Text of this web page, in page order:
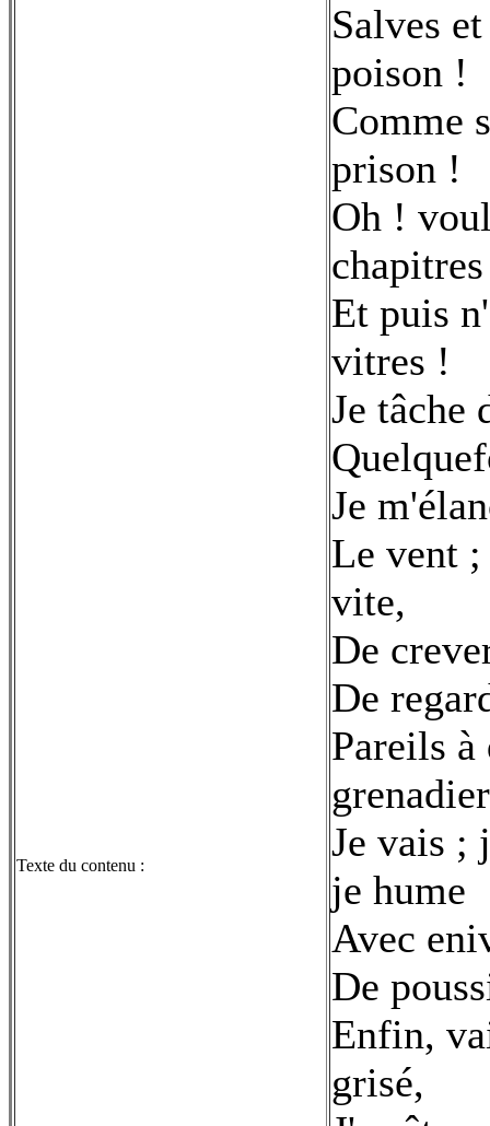
Texte du contenu :
Salves
poison !
Comme
prison !
Oh !
chapitres
Et puis
vitres !
Je tâche
Je
Le vent
vite,
De
De
Pareils à
Je vais ;
je hume
Avec
De
Enfin,
grisé,